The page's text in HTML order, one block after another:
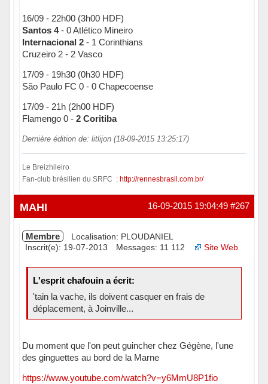
16/09 - 22h00 (3h00 HDF)
Santos 4- 0 Atlético Mineiro
Internacional 2- 1 Corinthians
Cruzeiro 2 - 2 Vasco
17/09 - 19h30 (0h30 HDF)
São Paulo FC 0 - 0 Chapecoense
17/09 - 21h (2h00 HDF)
Flamengo 0 - 2 Coritiba
Dernière édition de: litlijon (18-09-2015 13:25:17)
Le Breizhileiro
Fan-club brésilien du SRFC : http://rennesbrasil.com.br/
Hors ligne #267
16-09-2015 19:04:49
MAHI
Membre
Localisation: PLOUDANIEL
Inscrit(e): 19-07-2013
Messages: 11 112 Site Web
L'esprit chafouin a écrit:
'tain la vache, ils doivent casquer en frais de
déplacement, à Joinville...
Du moment que l'on peut guincher chez Gégène, l'une
des ginguettes au bord de la Marne
https://www.youtube.com/watch?v=y6MmU8P1fio